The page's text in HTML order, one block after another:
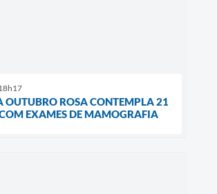
OUTUBRO ROSA CONTEMPLA 21
EXAMES DE MAMOGRAFIA